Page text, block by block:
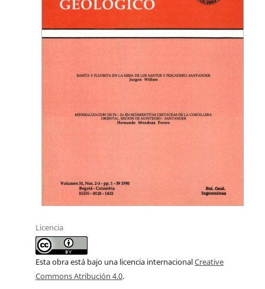
Licencia
Esta obra está bajo una licencia internacionalCreative
Commons Atribución 4.0.